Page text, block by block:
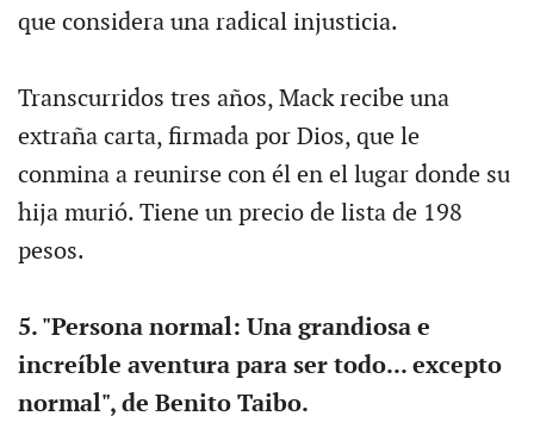
que considera una radical injusticia.
Transcurridos tres años, Mack recibe una
extraña carta, firmada por Dios, que le
conmina a reunirse con él en el lugar donde su
hija murió. Tiene un precio de lista de 198
pesos.
5. "Persona normal: Una grandiosa e
increíble aventura para ser todo... excepto
normal", de Benito Taibo.